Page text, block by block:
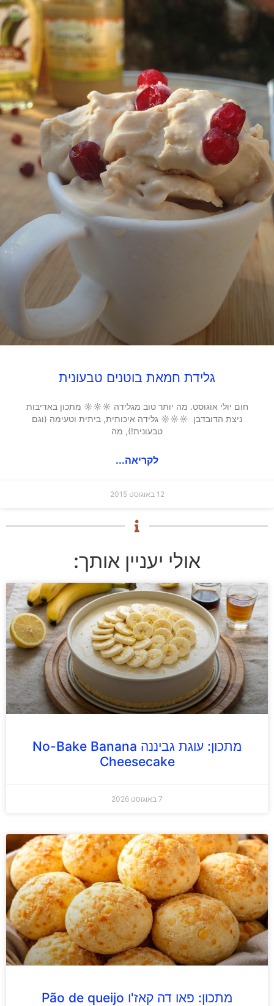
גלידת חמאת בוטנים טבעונית
חום יולי אוגוסט. מה יותר טוב מגלידה ☼☼☼ מתכון באדיבות
ניצת הדובדבן ☼☼☼ גלידה איכותית, ביתית וטעימה (וגם
טבעונית!), מה
לקריאה...
12 באוגוסט 2015
אולי יעניין אותך:
מתכון: עוגת גביננה No-Bake Banana
Cheesecake
7 באוגוסט 2026
מתכון: פאו דה קאז'ו Pão de queijo